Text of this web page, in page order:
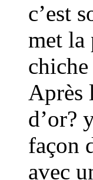
c’est
met la
Après
d’or?
façon
avec